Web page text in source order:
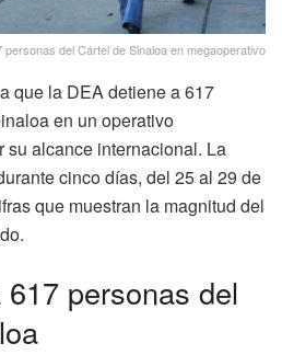
personas del Cártel de Sinaloa en megaoperativo
que la DEA detiene a 617
en un operativo
su alcance internacional. La
cinco días, del 25 al 29 de
que muestran la magnitud del
personas del